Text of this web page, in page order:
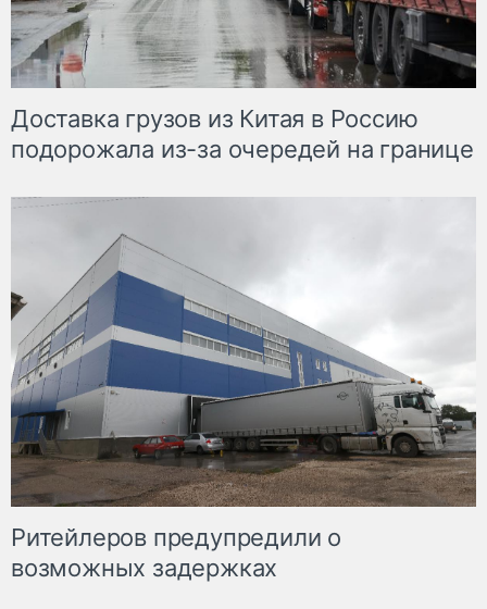
Доставка грузов из Китая в Россию
подорожала из-за очередей на границе
Ритейлеров предупредили о
возможных задержках